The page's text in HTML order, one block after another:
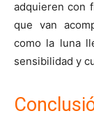
adquieren con
que van
como la luna
sensibilidad y